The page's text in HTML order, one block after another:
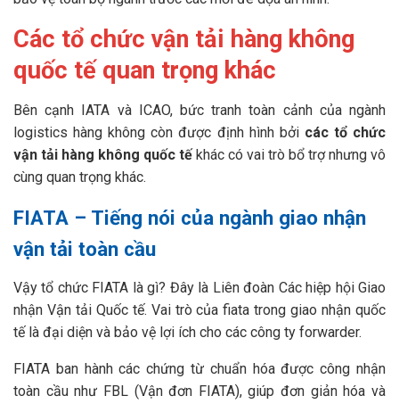
Các tổ chức vận tải hàng không
quốc tế quan trọng khác
Bên cạnh IATA và ICAO, bức tranh toàn cảnh của ngành
logistics hàng không còn được định hình bởi các tổ chức
vận tải hàng không quốc tếkhác có vai trò bổ trợ nhưng vô
cùng quan trọng khác.
FIATA – Tiếng nói của ngành giao nhận
vận tải toàn cầu
Vậy tổ chức FIATA là gì? Đây là Liên đoàn Các hiệp hội Giao
nhận Vận tải Quốc tế. Vai trò của fiata trong giao nhận quốc
tế là đại diện và bảo vệ lợi ích cho các công ty forwarder.
FIATA ban hành các chứng từ chuẩn hóa được công nhận
toàn cầu như FBL (Vận đơn FIATA), giúp đơn giản hóa và